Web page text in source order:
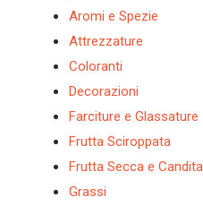
Aromi e Spezie
Attrezzature
Coloranti
Decorazioni
Farciture e Glassature
Frutta Sciroppata
Frutta Secca e Candita
Grassi